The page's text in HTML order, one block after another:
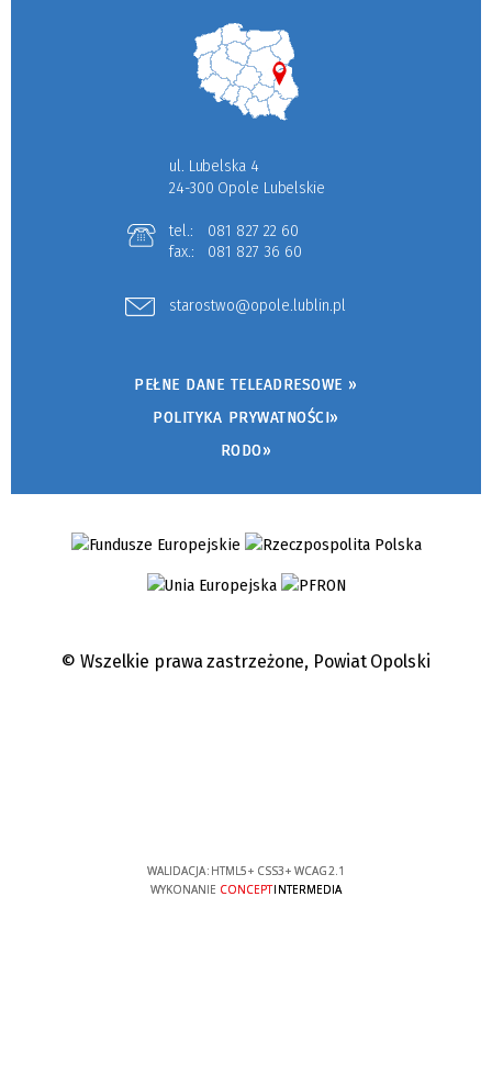
ul. Lubelska 4
24-300 Opole Lubelskie
tel.:
081 827 22 60
fax.:
081 827 36 60
starostwo@opole.lublin.pl
PEŁNE DANE TELEADRESOWE »
POLITYKA PRYWATNOŚCI»
RODO»
© Wszelkie prawa zastrzeżone, Powiat Opolski
WALIDACJA: HTML5+ CSS3+ WCAG 2.1
WYKONANIE CONCEPTINTERMEDIA